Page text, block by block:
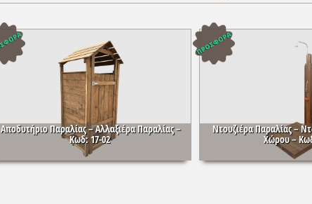
Αποδυτήριο Παραλίας – Αλλαξιέρα Παραλίας –
Κωδ: 17-02
Ντουζιέρα Παραλίας –
Χώρου –